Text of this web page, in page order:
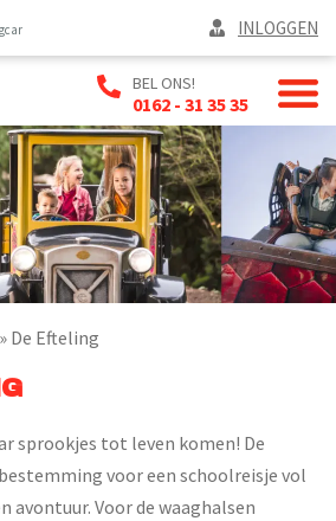
INLOGGEN
BEL ONS!
0162 - 31 35 35
» De Efteling
sprookjes tot leven komen! De
voor een schoolreisje vol
avontuur. Voor de waaghalsen